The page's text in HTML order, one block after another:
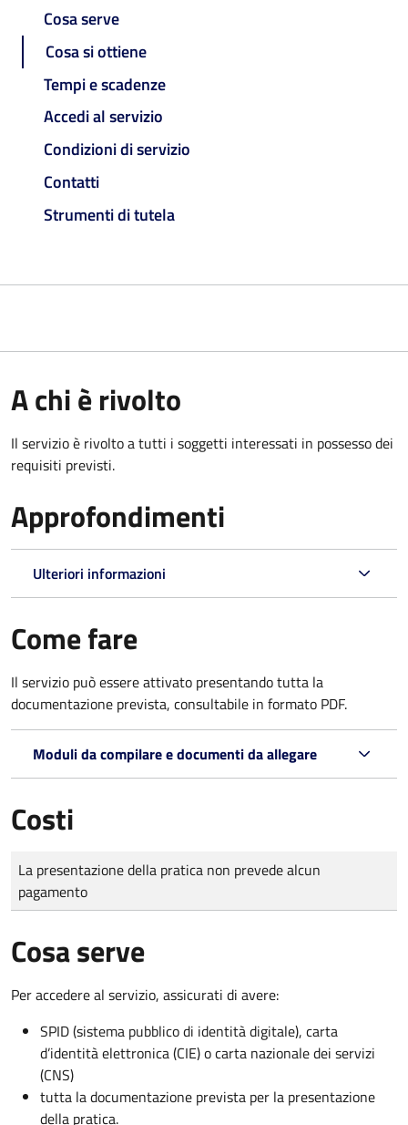
Cosa serve
Cosa si ottiene
Tempi e scadenze
Accedi al servizio
Condizioni di servizio
Contatti
Strumenti di tutela
A chi è rivolto
Il servizio è rivolto a tutti i soggetti interessati in possesso dei
requisiti previsti.
Approfondimenti
Ulteriori informazioni
Come fare
Il servizio può essere attivato presentando tutta la
documentazione prevista, consultabile in formato PDF.
Moduli da compilare e documenti da allegare
Costi
Tipo di pagamento
Importo
La presentazione della pratica non prevede alcun
pagamento
Cosa serve
Per accedere al servizio, assicurati di avere:
SPID (sistema pubblico di identità digitale), carta
d’identità elettronica (CIE) o carta nazionale dei servizi
(CNS)
tutta la documentazione prevista per la presentazione
della pratica.